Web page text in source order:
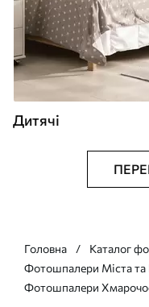
Дитячі
Головна
Каталог
Фотошпалери Міста та
Фотошпалери